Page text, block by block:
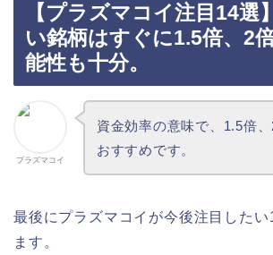
【プラズマコイ注目14選
い銘柄はすぐに1.5倍、2
能性も十分。
プラズマコイ
資金効率の意味で、1.5倍
おすすめです。
最後にプラズマコイが今後注目した
ます。